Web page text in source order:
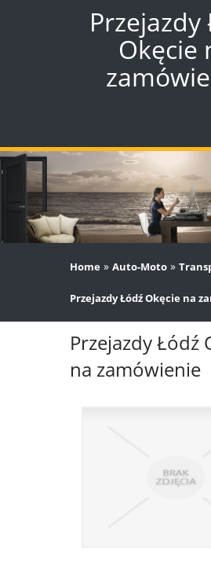
Przejazdy
Okęcie
Home » Auto-Moto »
Przejazdy Łódź Okęcie na
Przejazdy Łódź
na zamówienie